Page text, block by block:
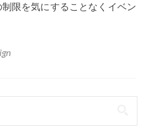
限を気にすることなくイベン